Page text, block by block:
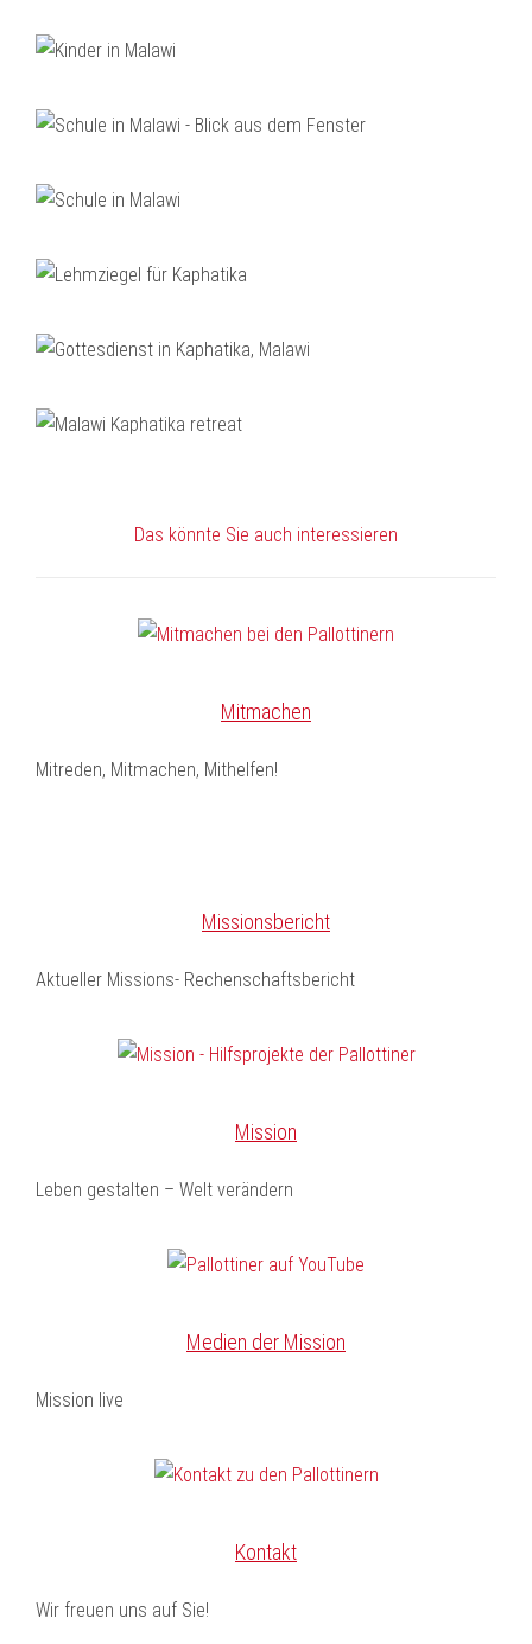
Das könnte Sie auch interessieren
Mitmachen
Mitreden, Mitmachen, Mithelfen!
Missionsbericht
Aktueller Missions- Rechenschaftsbericht
Mission
Leben gestalten – Welt verändern
Medien der Mission
Mission live
Kontakt
Wir freuen uns auf Sie!